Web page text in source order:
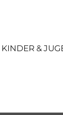
KINDER &